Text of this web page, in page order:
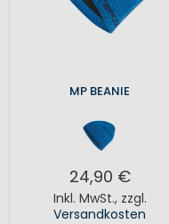
MP BEANIE
24,90 €
Inkl. MwSt., zzgl.
Versandkosten